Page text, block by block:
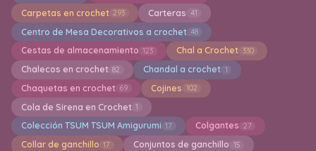
Carpetas en crochet 293 Carteras 41
Centro de Mesa Decorativos a crochet 48
Cestas de almacenamiento 123 Chal a Crochet 330
Chalecos en crochet 82 Chandal a crochet 1
Chaquetas en crochet 69 Cojines 102
Cola de Sirena en Crochet 1
Colección TSUM TSUM Amigurumi 17 Colgantes 27
Collar de ganchillo 17 Conjuntos de ganchillo 15